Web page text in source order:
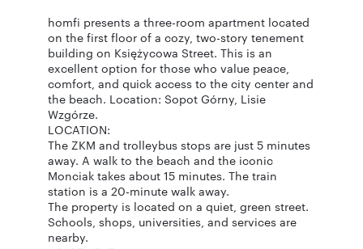
homfi presents a three-room apartment located
on the first floor of a cozy, two-story tenement
building on Księżycowa Street. This is an
excellent option for those who value peace,
comfort, and quick access to the city center and
the beach. Location: Sopot Górny, Lisie
Wzgórze.
LOCATION:
The ZKM and trolleybus stops are just 5 minutes
away. A walk to the beach and the iconic
Monciak takes about 15 minutes. The train
station is a 20-minute walk away.
The property is located on a quiet, green street.
Schools, shops, universities, and services are
nearby.